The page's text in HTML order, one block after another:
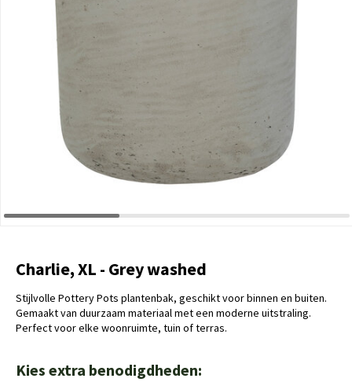
Charlie, XL - Grey washed
Stijlvolle Pottery Pots plantenbak, geschikt voor binnen en buiten.
Gemaakt van duurzaam materiaal met een moderne uitstraling.
Perfect voor elke woonruimte, tuin of terras.
Kies extra benodigdheden: